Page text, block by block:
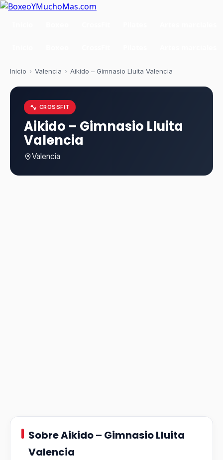
Inicio › Valencia › Aikido – Gimnasio Lluita Valencia
CROSSFIT
Aikido – Gimnasio Lluita
Valencia
Valencia
Sobre Aikido – Gimnasio Lluita
Valencia